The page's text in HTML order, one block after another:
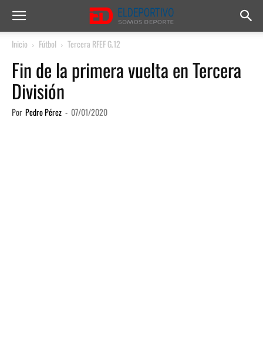
Inicio Fútbol Tercera RFEF G.12
Fin de la primera vuelta en Tercera
División
Por Pedro Pérez - 07/01/2020